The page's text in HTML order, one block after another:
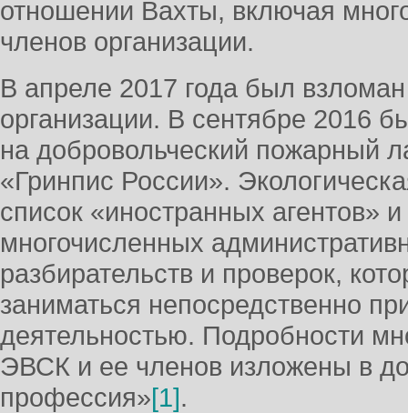
отношении Вахты, включая
членов организации.
В апреле 2017 года был
организации. В сентябре 2016
на добровольческий пожарный
«Гринпис России».
список «иностранных агентов»
многочисленных
разбирательств и проверок,
заниматься непосредственно
деятельностью. Подробности
ЭВСК и ее членов изложены в
профессия»[1].